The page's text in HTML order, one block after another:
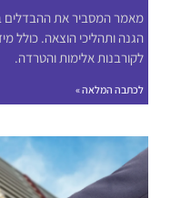
מאמר המסביר את ההבדלים
הגנה ותהליכי הוצאה. כולל
לקורבנות אלימות והטרדה.
לכתבה המלאה »